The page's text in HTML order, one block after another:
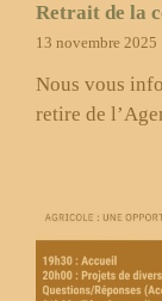
Retrait de la
13 novembre 2025
Nous vous
retire de